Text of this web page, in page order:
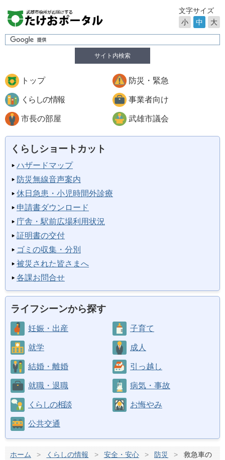
サイト内検索
文字サイズ
小
中 大
トップ 防災・緊急
くらしの情報 事業者向け
市長の部屋 武雄市議会
くらしショートカット
ハザードマップ
防災無線音声案内
休日急患・小児時間外診療
申請書ダウンロード
庁舎・駅前広場利用状況
証明書の交付
ゴミの収集・分別
被災された皆さまへ
各課お問合せ
ライフシーンから探す
妊娠・出産 子育て
就学 成人
結婚・離婚 引っ越し
就職・退職 病気・事故
くらしの相談 お悔やみ
公共交通
ホーム > くらしの情報 > 安全・安心 > 防災 >
救急車の